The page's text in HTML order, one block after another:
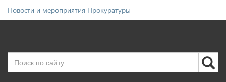
Новости и мероприятия Прокуратуры